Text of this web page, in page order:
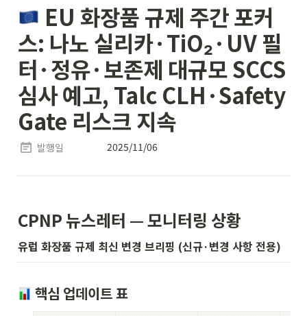
EU 화장품 규제 주간 포커
스: 나노 실리카·TiO₂·UV 필
터·정유·보존제 대규모 SCCS
심사 예고, Talc CLH·Safety
Gate 리스크 지속
발행일 2025/11/06
CPNP 뉴스레터 — 모니터링 상황
유럽 화장품 규제 최신 변경 브리핑 (신규·변경 사항 전용)
핵심 업데이트 표